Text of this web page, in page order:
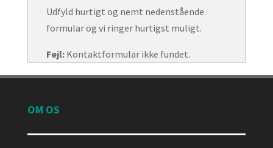
Udfyld hurtigt og nemt nedenstående
formular og vi ringer hurtigst muligt.
Fejl:Kontaktformular ikke fundet.
OM OS